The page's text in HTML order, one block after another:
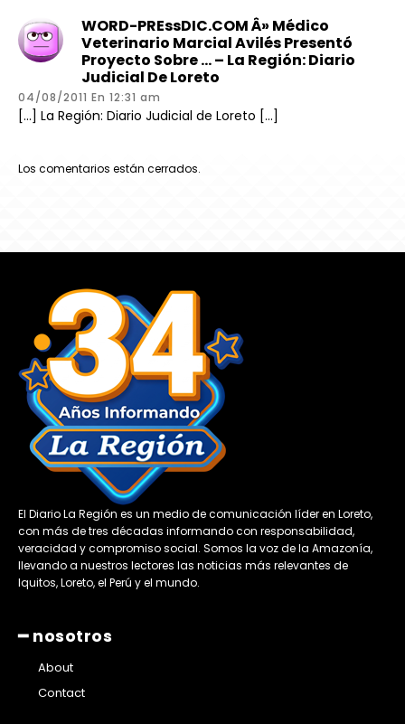
WORD-PREssDIC.COM Â» Médico
Veterinario Marcial Avilés Presentó
Proyecto Sobre … – La Región: Diario
Judicial De Loreto
04/08/2011 En 12:31 am
[…] La Región: Diario Judicial de Loreto […]
Los comentarios están cerrados.
El Diario La Región es un medio de comunicación líder en Loreto,
con más de tres décadas informando con responsabilidad,
veracidad y compromiso social. Somos la voz de la Amazonía,
llevando a nuestros lectores las noticias más relevantes de
Iquitos, Loreto, el Perú y el mundo.
━ nosotros
About
Contact